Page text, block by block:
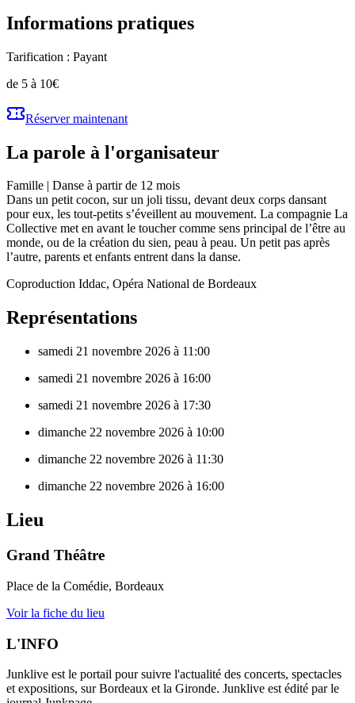
Informations pratiques
Tarification : Payant
de 5 à 10€
Réserver maintenant
La parole à l'organisateur
Famille | Danse à partir de 12 mois
Dans un petit cocon, sur un joli tissu, devant deux corps dansant
pour eux, les tout-petits s’éveillent au mouvement. La compagnie La
Collective met en avant le toucher comme sens principal de l’être au
monde, ou de la création du sien, peau à peau. Un petit pas après
l’autre, parents et enfants entrent dans la danse.
Coproduction Iddac, Opéra National de Bordeaux
Représentations
samedi 21 novembre 2026 à 11:00
samedi 21 novembre 2026 à 16:00
samedi 21 novembre 2026 à 17:30
dimanche 22 novembre 2026 à 10:00
dimanche 22 novembre 2026 à 11:30
dimanche 22 novembre 2026 à 16:00
Lieu
Grand Théâtre
Place de la Comédie, Bordeaux
Voir la fiche du lieu
L'INFO
Junklive est le portail pour suivre l'actualité des concerts, spectacles
et expositions, sur Bordeaux et la Gironde. Junklive est édité par le